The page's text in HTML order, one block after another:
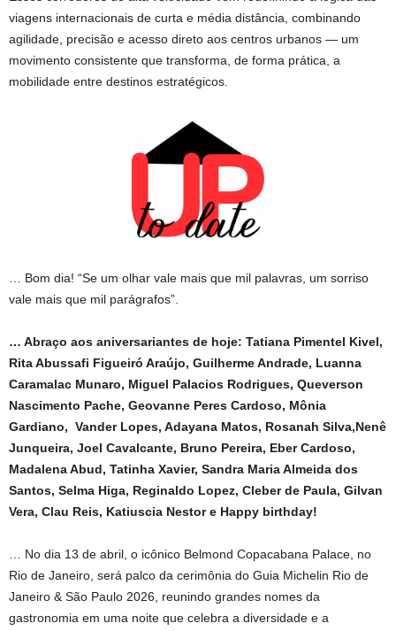
viagens internacionais de curta e média distância, combinando
agilidade, precisão e acesso direto aos centros urbanos — um
movimento consistente que transforma, de forma prática, a
mobilidade entre destinos estratégicos.
… Bom dia! “Se um olhar vale mais que mil palavras, um sorriso
vale mais que mil parágrafos”.
… Abraço aos aniversariantes de hoje: Tatiana Pimentel Kivel,
Rita Abussafi Figueiró Araújo, Guilherme Andrade, Luanna
Caramalac Munaro, Miguel Palacios Rodrigues, Queverson
Nascimento Pache, Geovanne Peres Cardoso, Mônia
Gardiano, Vander Lopes, Adayana Matos, Rosanah Silva,Nenê
Junqueira, Joel Cavalcante, Bruno Pereira, Eber Cardoso,
Madalena Abud, Tatinha Xavier, Sandra Maria Almeida dos
Santos, Selma Higa, Reginaldo Lopez, Cleber de Paula, Gilvan
Vera, Clau Reis, Katiuscia Nestor e Happy birthday!
… No dia 13 de abril, o icônico Belmond Copacabana Palace, no
Rio de Janeiro, será palco da cerimônia do Guia Michelin Rio de
Janeiro & São Paulo 2026, reunindo grandes nomes da
gastronomia em uma noite que celebra a diversidade e a